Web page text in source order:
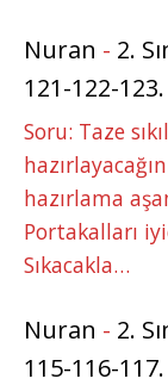
Nuran - 2.
121-122-
Soru: Taze
hazırlama
Portakalları
Sıkacakla…
Nuran - 2.
115-116-